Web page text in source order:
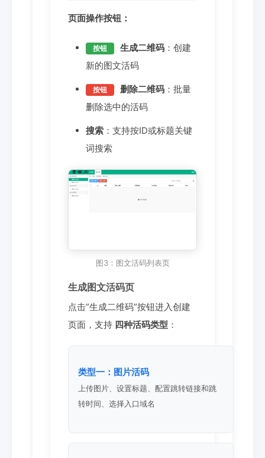
页面操作按钮：
按钮 生成二维码 ：创建
新的图文活码
按钮 删除二维码 ：批量
删除选中的活码
搜索 ：支持按ID或标题关键
词搜索
图3：图文活码列表页
生成图文活码页
点击”生成二维码”按钮进入创建
页面，支持 四种活码类型 ：
类型一：图片活码
上传图片、设置标题、配置跳转链接和跳
转时间、选择入口域名